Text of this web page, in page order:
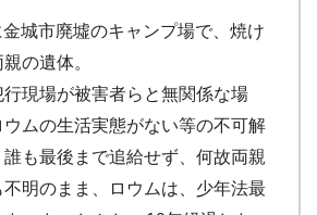
城市廃墟のキャンプ場で、焼け
の遺体。
現場が被害者らと無関係な場
ムの生活実態がない等の不可解
も最後まで追給せず、何故両親
明のまま、ロウムは、少年法最